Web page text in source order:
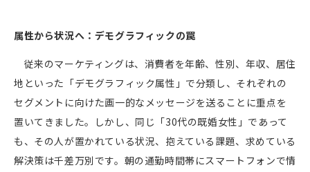
属性から状況へ：デモグラフィックの罠
従来のマーケティングは、消費者を年齢、性別、年収、居住
地といった「デモグラフィック属性」で分類し、それぞれの
セグメントに向けた画一的なメッセージを送ることに重点を
置いてきました。しかし、同じ「30代の既婚女性」であって
も、その人が置かれている状況、抱えている課題、求めている
解決策は千差万別です。朝の通勤時間帯にスマートフォンで情